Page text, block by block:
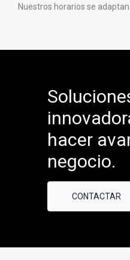
Nuestros horarios se
hacer
negocio.
CONTACTAR